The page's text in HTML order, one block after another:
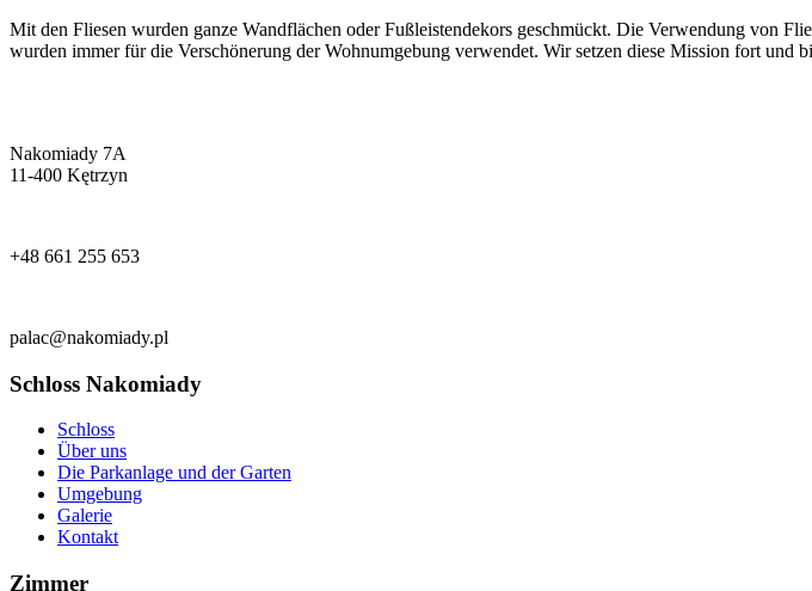
Mit den Fliesen wurden ganze Wandflächen oder Fußleistendekors geschmückt. Die Verwendung von
wurden immer für die Verschönerung der Wohnumgebung verwendet. Wir setzen diese Mission fort und
Nakomiady 7A
11-400 Kętrzyn
+48 661 255 653
palac@nakomiady.pl
Schloss Nakomiady
Schloss
Über uns
Die Parkanlage und der Garten
Umgebung
Galerie
Kontakt
Zimmer